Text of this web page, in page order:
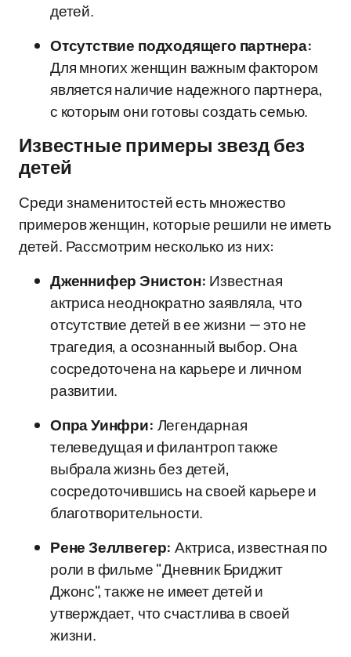
детей.
Отсутствие подходящего партнера:
Для многих женщин важным фактором
является наличие надежного партнера,
с которым они готовы создать семью.
Известные примеры звезд без
детей
Среди знаменитостей есть множество
примеров женщин, которые решили не иметь
детей. Рассмотрим несколько из них:
Дженнифер Энистон: Известная
актриса неоднократно заявляла, что
отсутствие детей в ее жизни — это не
трагедия, а осознанный выбор. Она
сосредоточена на карьере и личном
развитии.
Опра Уинфри: Легендарная
телеведущая и филантроп также
выбрала жизнь без детей,
сосредоточившись на своей карьере и
благотворительности.
Рене Зеллвегер: Актриса, известная по
роли в фильме "Дневник Бриджит
Джонс", также не имеет детей и
утверждает, что счастлива в своей
жизни.